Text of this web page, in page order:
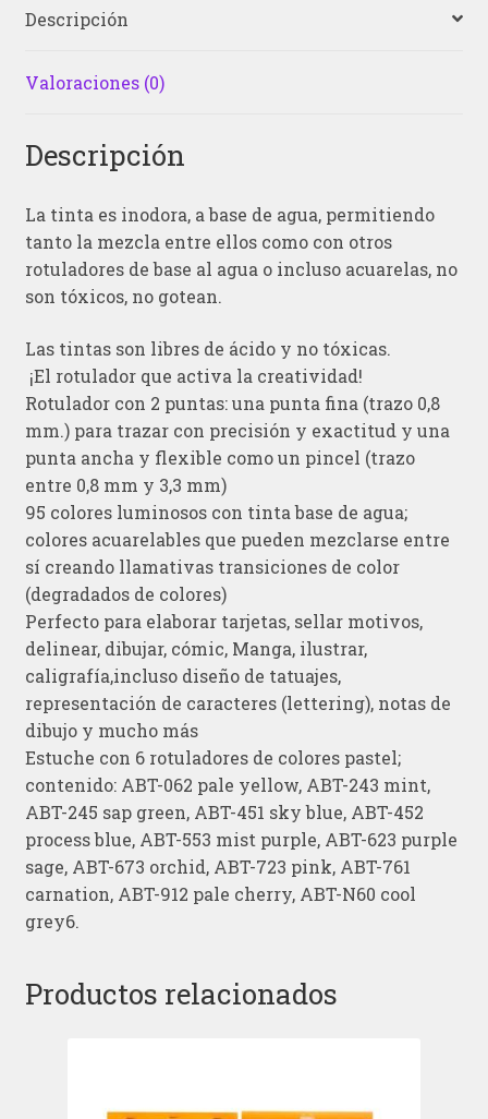
Descripción
Valoraciones (0)
Descripción
La tinta es inodora, a base de agua, permitiendo
tanto la mezcla entre ellos como con otros
rotuladores de base al agua o incluso acuarelas, no
son tóxicos, no gotean.
Las tintas son libres de ácido y no tóxicas.
¡El rotulador que activa la creatividad!
Rotulador con 2 puntas: una punta fina (trazo 0,8
mm.) para trazar con precisión y exactitud y una
punta ancha y flexible como un pincel (trazo
entre 0,8 mm y 3,3 mm)
95 colores luminosos con tinta base de agua;
colores acuarelables que pueden mezclarse entre
sí creando llamativas transiciones de color
(degradados de colores)
Perfecto para elaborar tarjetas, sellar motivos,
delinear, dibujar, cómic, Manga, ilustrar,
caligrafía,incluso diseño de tatuajes,
representación de caracteres (lettering), notas de
dibujo y mucho más
Estuche con 6 rotuladores de colores pastel;
contenido: ABT-062 pale yellow, ABT-243 mint,
ABT-245 sap green, ABT-451 sky blue, ABT-452
process blue, ABT-553 mist purple, ABT-623 purple
sage, ABT-673 orchid, ABT-723 pink, ABT-761
carnation, ABT-912 pale cherry, ABT-N60 cool
grey6.
Productos relacionados